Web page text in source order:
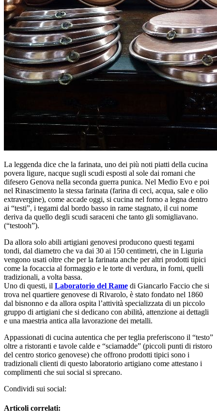
La leggenda dice che la farinata, uno dei più noti piatti della cucina
povera ligure, nacque sugli scudi esposti al sole dai romani che
difesero Genova nella seconda guerra punica. Nel Medio Evo e poi
nel Rinascimento la stessa farinata (farina di ceci, acqua, sale e olio
extravergine), come accade oggi, si cucina nel forno a legna dentro
ai “testi”, i tegami dal bordo basso in rame stagnato, il cui nome
deriva da quello degli scudi saraceni che tanto gli somigliavano.
(“testooh”).
Da allora solo abili artigiani genovesi producono questi tegami
tondi, dal diametro che va dai 30 ai 150 centimetri, che in Liguria
vengono usati oltre che per la farinata anche per altri prodotti tipici
come la focaccia al formaggio e le torte di verdura, in forni, quelli
tradizionali, a volta bassa.
Uno di questi, il Laboratorio del Rame di Giancarlo Faccio che si
trova nel quartiere genovese di Rivarolo, è stato fondato nel 1860
dal bisnonno e da allora ospita l’attività specializzata di un piccolo
gruppo di artigiani che si dedicano con abilità, attenzione ai dettagli
e una maestria antica alla lavorazione dei metalli.
Appassionati di cucina autentica che per teglia preferiscono il “testo”
oltre a ristoranti e tavole calde e “sciamadde” (piccoli punti di ristoro
del centro storico genovese) che offrono prodotti tipici sono i
tradizionali clienti di questo laboratorio artigiano come attestano i
complimenti che sui social si sprecano.
Condividi sui social:
Articoli correlati: